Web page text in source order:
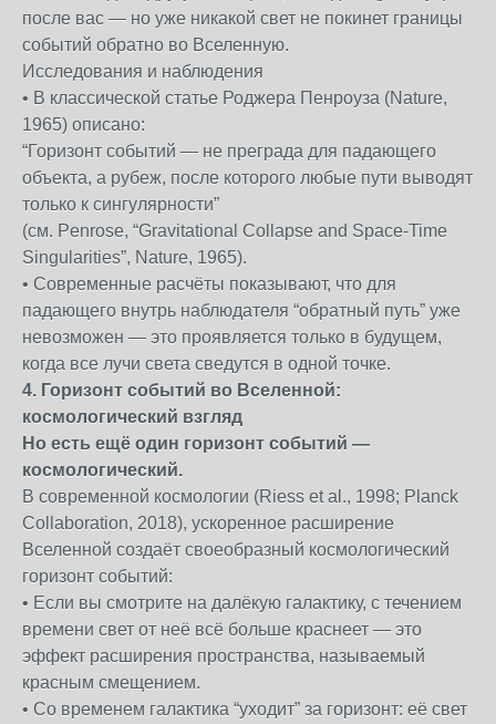
после вас — но уже никакой свет не покинет границы
событий обратно во Вселенную.
Исследования и наблюдения
• В классической статье Роджера Пенроуза (Nature,
1965) описано:
“Горизонт событий — не преграда для падающего
объекта, а рубеж, после которого любые пути выводят
только к сингулярности”
(см. Penrose, “Gravitational Collapse and Space-Time
Singularities”, Nature, 1965).
• Современные расчёты показывают, что для
падающего внутрь наблюдателя “обратный путь” уже
невозможен — это проявляется только в будущем,
когда все лучи света сведутся в одной точке.
4. Горизонт событий во Вселенной:
космологический взгляд
Но есть ещё один горизонт событий —
космологический.
В современной космологии (Riess et al., 1998; Planck
Collaboration, 2018), ускоренное расширение
Вселенной создаёт своеобразный космологический
горизонт событий:
• Если вы смотрите на далёкую галактику, с течением
времени свет от неё всё больше краснеет — это
эффект расширения пространства, называемый
красным смещением.
• Со временем галактика “уходит” за горизонт: её свет